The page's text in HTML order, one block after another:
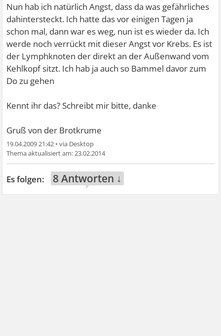
Nun hab ich natürlich Angst, dass da was gefährliches
dahintersteckt. Ich hatte das vor einigen Tagen ja
schon mal, dann war es weg, nun ist es wieder da. Ich
werde noch verrückt mit dieser Angst vor Krebs. Es ist
der Lymphknoten der direkt an der Außenwand vom
Kehlkopf sitzt. Ich hab ja auch so Bammel davor zum
Do zu gehen
Kennt ihr das? Schreibt mir bitte, danke
Gruß von der Brotkrume
19.04.2009 21:42 •
23.02.2014
8 Antworten ↓